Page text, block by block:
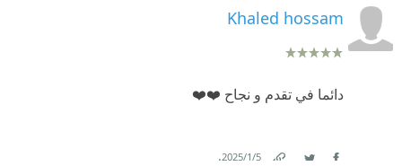
Khaled hossam
دائما في تقدم و نجاح ❤️❤️
5‏/1‏/2025
.